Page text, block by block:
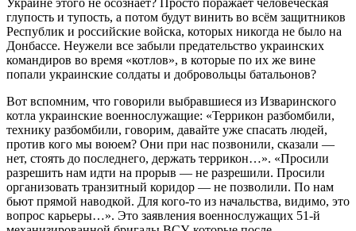
Украине этого не осознаёт? Просто поражает человеческая
глупость и тупость, а потом будут винить во всём защитников
Республик и российские войска, которых никогда не было на
Донбассе. Неужели все забыли предательство украинских
командиров во время «котлов», в которые по их же вине
попали украинские солдаты и добровольцы батальонов?
Вот вспомним, что говорили выбравшиеся из Изваринского
котла украинские военнослужащие: «Террикон разбомбили,
технику разбомбили, говорим, давайте уже спасать людей,
против кого мы воюем? Они при нас позвонили, сказали —
нет, стоять до последнего, держать террикон…». «Просили
разрешить нам идти на прорыв — не разрешили. Просили
организовать транзитный коридор — не позволили. По нам
бьют прямой наводкой. Для кого-то из начальства, видимо, это
вопрос карьеры…». Это заявления военнослужащих 51-й